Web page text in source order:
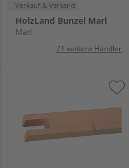
Verkauf & Versand
HolzLand Bunzel Marl
Marl
21 weitere Händler